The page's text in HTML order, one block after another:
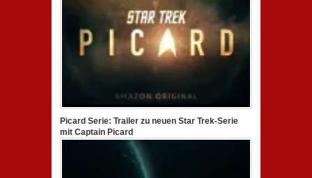
Picard Serie: Trailer zu neuen Star Trek-Serie
mit Captain Picard